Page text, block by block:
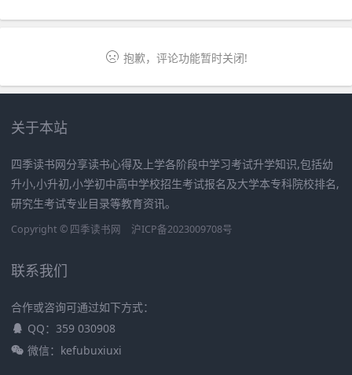
抱歉，评论功能暂时关闭!
关于本站
四季读书网分享读书心得及上学各阶段中学习考试升学知识,包括幼
升小,小升初,小学初中高中学校招生考试报名及大学本专科院校排名,
研究生考试专业目录等教育资讯。
Copyright © 四季读书网 沪ICP备2023009708号
联系我们
合作或咨询可通过如下方式：
QQ：359 030908
微信：kefubuxiuxi